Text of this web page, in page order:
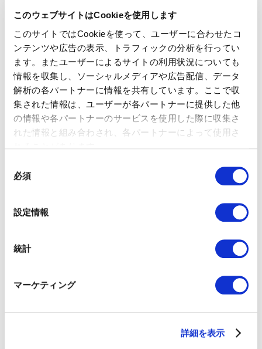
このウェブサイトはCookieを使用します
このサイトではCookieを使って、ユーザーに合わせたコ
ンテンツや広告の表示、トラフィックの分析を行ってい
ます。またユーザーによるサイトの利用状況についても
情報を収集し、ソーシャルメディアや広告配信、データ
解析の各パートナーに情報を共有しています。ここで収
集された情報は、ユーザーが各パートナーに提供した他
の情報や各パートナーのサービスを使用した際に収集さ
れた情報と組み合わされ、各パートナーによって使用さ
必須
設定情報
統計
マーケティング
詳細を表示
TV、BritBox、Hollywood Suite、Shudder、Smithsonian
Channel、PBS Masterpieceなどの動画ストリーミングサービ
スに安く短期で契約できるサービスを提供しています。
YouTubeも「Primetime Channels」という新サービスを開始
し、YouTubeプラットフォーム上で34の異なるストリーミング
サービスのコンテンツにアクセスすることができるようになっ
ています。今後、Amazon PrimeやYouTubeのように、複数の
ストリーミングサービスからコンテンツを集め、一つのプラッ
トフォームで閲覧できるタイプのOTTが増えることが予想され
ます。
サードパーティクッキーを必要とせずファーストパーティデー
タでターゲティングが可能なCTV広告は従来のTV広告の代替と
要とするデジタル広告にも取って代わると予想されています。
同時に、CTV広告を提供していないパブリッシャーやサプライ
新たなフォーマットまたは改良版のフォーマットをローンチす
ると考えられます。アウトストリーム、ハイインパクトの動画
動画広告サービスの場合、縦型動画のバリエーションにフォー
カスしています。CTV広告のライバルとなり得る動画フォーマ